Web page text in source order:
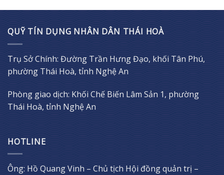
QUỸ TÍN DỤNG NHÂN DÂN THÁI HOÀ
Trụ Sở Chính: Đường Trần Hưng Đạo, khối Tân Phú,
phường Thái Hoà, tỉnh Nghệ An
Phòng giao dịch: Khối Chế Biến Lâm Sản 1, phường
Thái Hoà, tỉnh Nghệ An
HOTLINE
Ông: Hồ Quang Vinh – Chủ tịch Hội đồng quản trị –